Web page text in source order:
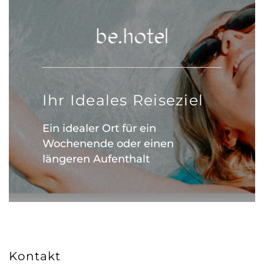
Ihr Ideales Reiseziel
Ein idealer Ort für ein
Wochenende oder einen
längeren Aufenthalt
Kontakt